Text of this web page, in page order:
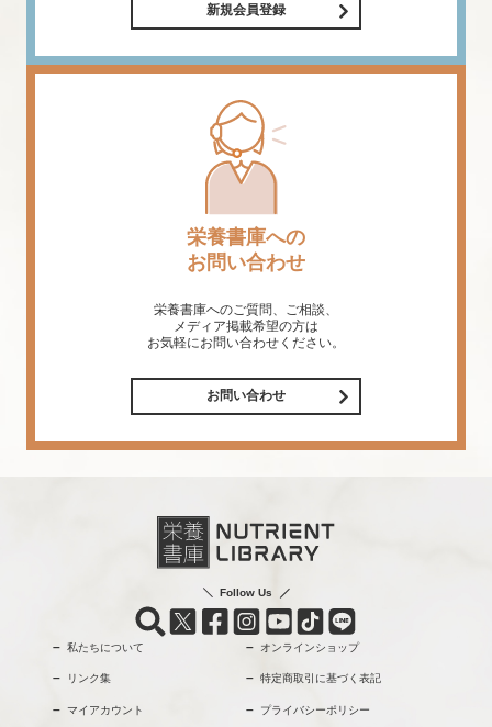
新規会員登録
栄養書庫への
お問い合わせ
栄養書庫へのご質問、ご相談、
メディア掲載希望の方は
お気軽にお問い合わせください。
お問い合わせ
Follow Us
私たちについて オンラインショップ
リンク集 特定商取引に基づく表記
マイアカウント プライバシーポリシー